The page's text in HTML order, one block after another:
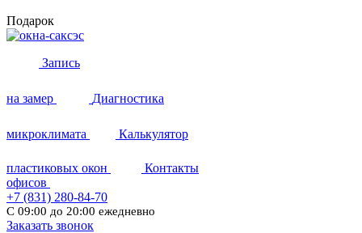
Подарок
Запись
на замер Диагностика
микроклимата Калькулятор
пластиковых окон
Контакты
офисов
+7 (831) 280-84-70
С 09:00 до 20:00 ежедневно
Заказать звонок